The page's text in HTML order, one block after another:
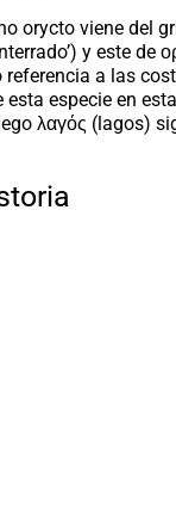
orycto viene del
y este de
referencia a las
especie en
λαγός (lagos)